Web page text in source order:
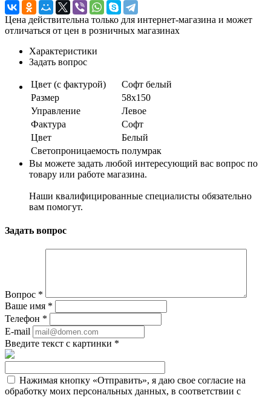
Цена действительна только для интернет-магазина и может
отличаться от цен в розничных магазинах
Характеристики
Задать вопрос
Цвет (с фактурой)
Софт белый
Размер
58х150
Управление
Левое
Фактура
Софт
Цвет
Белый
Светопроницаемость полумрак
Вы можете задать любой интересующий вас вопрос по
товару или работе магазина.
Наши квалифицированные специалисты обязательно
вам помогут.
Задать вопрос
Вопрос *
Ваше имя *
Телефон *
E-mail
Введите текст с картинки *
Нажимая кнопку «Отправить», я даю свое согласие на
обработку моих персональных данных, в соответствии с